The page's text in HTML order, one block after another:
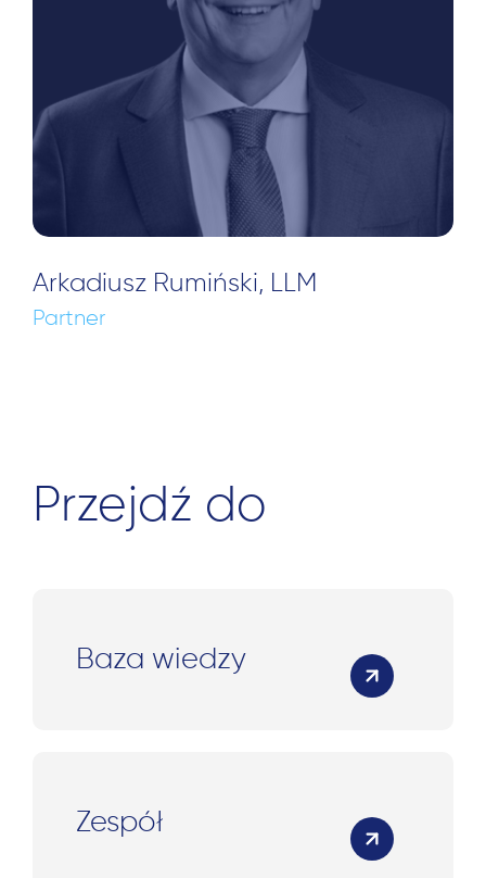
Arkadiusz Rumiński, LLM
Partner
Przejdź do
Baza wiedzy
Zespół